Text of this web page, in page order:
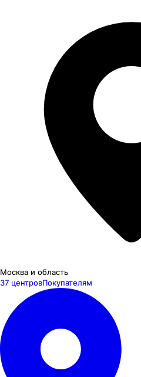
Москва и область
37 центровПокупателям